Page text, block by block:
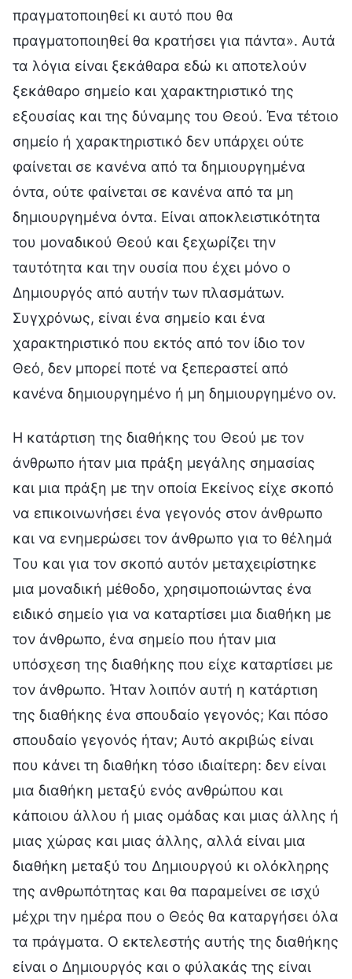
πραγματοποιηθεί κι αυτό που θα
πραγματοποιηθεί θα κρατήσει για πάντα». Αυτά
τα λόγια είναι ξεκάθαρα εδώ κι αποτελούν
ξεκάθαρο σημείο και χαρακτηριστικό της
εξουσίας και της δύναμης του Θεού. Ένα τέτοιο
σημείο ή χαρακτηριστικό δεν υπάρχει ούτε
φαίνεται σε κανένα από τα δημιουργημένα
όντα, ούτε φαίνεται σε κανένα από τα μη
δημιουργημένα όντα. Είναι αποκλειστικότητα
του μοναδικού Θεού και ξεχωρίζει την
ταυτότητα και την ουσία που έχει μόνο ο
Δημιουργός από αυτήν των πλασμάτων.
Συγχρόνως, είναι ένα σημείο και ένα
χαρακτηριστικό που εκτός από τον ίδιο τον
Θεό, δεν μπορεί ποτέ να ξεπεραστεί από
κανένα δημιουργημένο ή μη δημιουργημένο ον.
Η κατάρτιση της διαθήκης του Θεού με τον
άνθρωπο ήταν μια πράξη μεγάλης σημασίας
και μια πράξη με την οποία Εκείνος είχε σκοπό
να επικοινωνήσει ένα γεγονός στον άνθρωπο
και να ενημερώσει τον άνθρωπο για το θέλημά
Του και για τον σκοπό αυτόν μεταχειρίστηκε
μια μοναδική μέθοδο, χρησιμοποιώντας ένα
ειδικό σημείο για να καταρτίσει μια διαθήκη με
τον άνθρωπο, ένα σημείο που ήταν μια
υπόσχεση της διαθήκης που είχε καταρτίσει με
τον άνθρωπο. Ήταν λοιπόν αυτή η κατάρτιση
της διαθήκης ένα σπουδαίο γεγονός; Και πόσο
σπουδαίο γεγονός ήταν; Αυτό ακριβώς είναι
που κάνει τη διαθήκη τόσο ιδιαίτερη: δεν είναι
μια διαθήκη μεταξύ ενός ανθρώπου και
κάποιου άλλου ή μιας ομάδας και μιας άλλης ή
μιας χώρας και μιας άλλης, αλλά είναι μια
διαθήκη μεταξύ του Δημιουργού κι ολόκληρης
της ανθρωπότητας και θα παραμείνει σε ισχύ
μέχρι την ημέρα που ο Θεός θα καταργήσει όλα
τα πράγματα. Ο εκτελεστής αυτής της διαθήκης
είναι ο Δημιουργός και ο φύλακάς της είναι